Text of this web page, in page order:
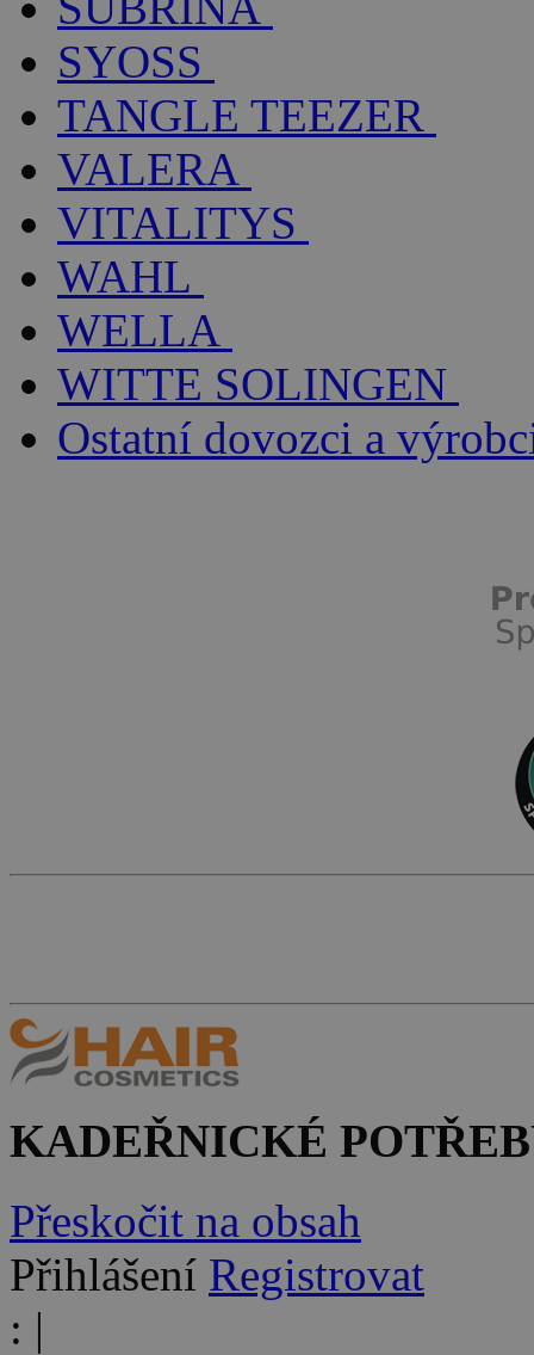
SYOSS
TANGLE TEEZER
VALERA
VITALITYS
WAHL
WELLA
WITTE SOLINGEN
Ostatní dovozci a
KADEŘNICKÉ
Přeskočit na obsah
Přihlášení Registrovat
: |